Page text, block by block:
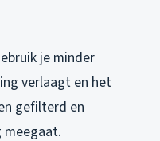
je minder
verlaagt en het
gefilterd en